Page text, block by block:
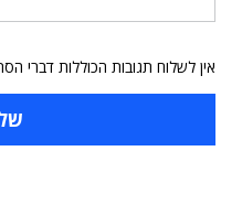
אין לשלוח תגובות הכוללות דברי